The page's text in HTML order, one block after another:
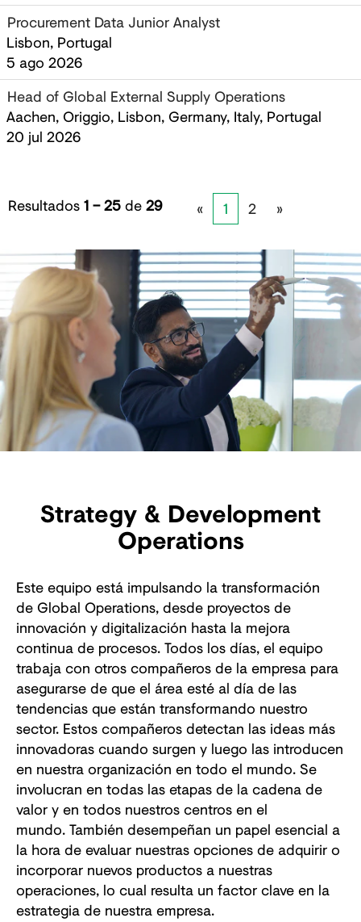
Procurement Data Junior Analyst
Lisbon, Portugal
5 ago 2026
Head of Global External Supply Operations
Aachen, Origgio, Lisbon, Germany, Italy, Portugal
20 jul 2026
Resultados1 – 25de29 « 1 2 »
Strategy & Development
Operations
Este equipo está impulsando la transformación
de Global Operations, desde proyectos de
innovación y digitalización hasta la mejora
continua de procesos. Todos los días, el equipo
trabaja con otros compañeros de la empresa para
asegurarse de que el área esté al día de las
tendencias que están transformando nuestro
sector. Estos compañeros detectan las ideas más
innovadoras cuando surgen y luego las introducen
en nuestra organización en todo el mundo. Se
involucran en todas las etapas de la cadena de
valor y en todos nuestros centros en el
mundo. También desempeñan un papel esencial a
la hora de evaluar nuestras opciones de adquirir o
incorporar nuevos productos a nuestras
operaciones, lo cual resulta un factor clave en la
estrategia de nuestra empresa.